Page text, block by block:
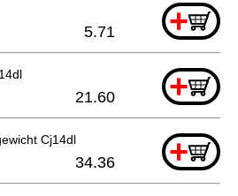
+
5.71
+
21.60
Cj14dl +
34.36